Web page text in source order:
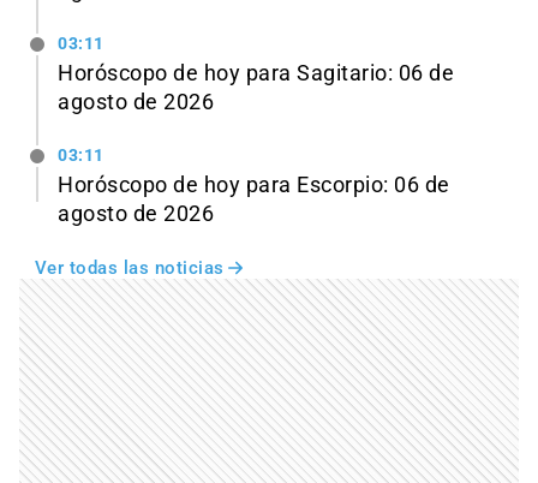
03:11
Horóscopo de hoy para Sagitario: 06 de
agosto de 2026
03:11
Horóscopo de hoy para Escorpio: 06 de
agosto de 2026
Ver todas las noticias